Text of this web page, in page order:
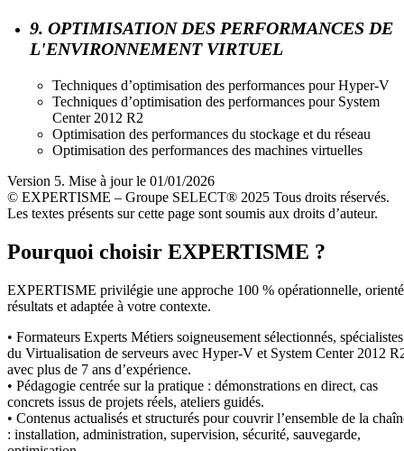
9. OPTIMISATION DES PERFORMANCES DE
L'ENVIRONNEMENT VIRTUEL
Techniques d’optimisation des performances pour Hyper-V
Techniques d’optimisation des performances pour System
Center 2012 R2
Optimisation des performances du stockage et du réseau
Optimisation des performances des machines virtuelles
Version 5. Mise à jour le 01/01/2026
© EXPERTISME – Groupe SELECT® 2025 Tous droits réservés.
Les textes présents sur cette page sont soumis aux droits d’auteur.
Pourquoi choisir EXPERTISME ?
EXPERTISME privilégie une approche 100 % opérationnelle,
résultats et adaptée à votre contexte.
• Formateurs Experts Métiers soigneusement sélectionnés, spécialistes
du Virtualisation de serveurs avec Hyper-V et System Center 2012
avec plus de 7 ans d’expérience.
• Pédagogie centrée sur la pratique : démonstrations en direct, cas
concrets issus de projets réels, ateliers guidés.
• Contenus actualisés et structurés pour couvrir l’ensemble de la
: installation, administration, supervision, sécurité, sauvegarde,